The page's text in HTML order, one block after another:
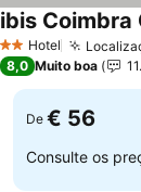
2 Estrelas
Hotel
ibis Coimbra
8,0 Muito boa
De € 56
Consulte os